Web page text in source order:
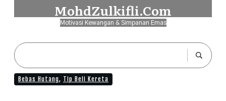
MohdZulkifli.Com
Motivasi Kewangan & Simpanan Emas
Bebas Hutang, Tip Beli Kereta